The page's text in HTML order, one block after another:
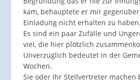
kam, behauptete er mir
Einladung nicht erhalten zu haben.
Es sind ein paar Zufälle und
viel, die hier plötzlich
Unverzüglich bedeutet in der
Wochen.
Sie oder Ihr Stellvertreter machen